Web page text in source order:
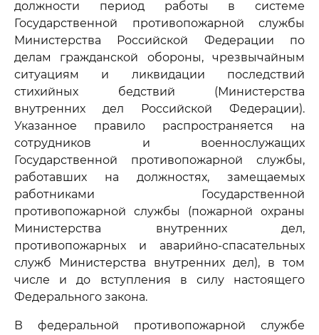
должности период работы в системе
Государственной противопожарной службы
Министерства Российской Федерации по
делам гражданской обороны, чрезвычайным
ситуациям и ликвидации последствий
стихийных бедствий (Министерства
внутренних дел Российской Федерации).
Указанное правило распространяется на
сотрудников и военнослужащих
Государственной противопожарной службы,
работавших на должностях, замещаемых
работниками Государственной
противопожарной службы (пожарной охраны
Министерства внутренних дел,
противопожарных и аварийно-спасательных
служб Министерства внутренних дел), в том
числе и до вступления в силу настоящего
Федерального закона.
В федеральной противопожарной службе